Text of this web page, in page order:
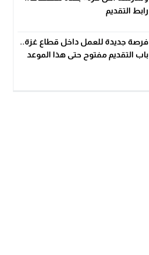
رابط التقديم
فرصة جديدة للعمل داخل قطاع غزة..
باب التقديم مفتوح حتى هذا الموعد